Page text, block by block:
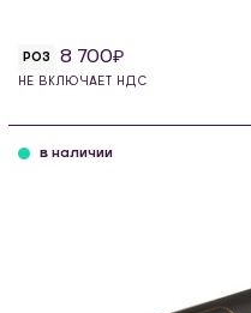
РОЗ 8 700
НЕ ВКЛЮЧАЕТ НДС
в наличии